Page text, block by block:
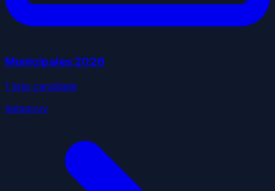
Municipales 2026
1 liste candidate
datagouv